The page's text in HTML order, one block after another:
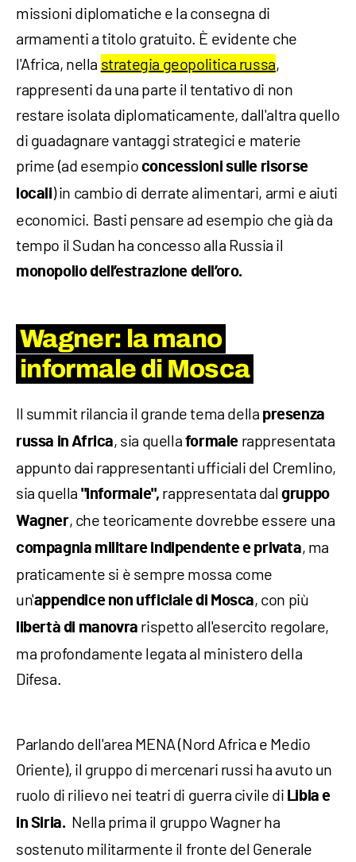
missioni diplomatiche e la consegna di
armamenti a titolo gratuito. È evidente che
l'Africa, nella strategia geopolitica russa,
rappresenti da una parte il tentativo di non
restare isolata diplomaticamente, dall'altra quello
di guadagnare vantaggi strategici e materie
prime (ad esempio concessioni sulle risorse
locali) in cambio di derrate alimentari, armi e aiuti
economici. Basti pensare ad esempio che già da
tempo il Sudan ha concesso alla Russia il
monopolio dell’estrazione dell’oro.
Wagner: la mano
informale di Mosca
Il summit rilancia il grande tema della presenza
russa in Africa, sia quella formale rappresentata
appunto dai rappresentanti ufficiali del Cremlino,
sia quella "informale", rappresentata dalgruppo
Wagner, che teoricamente dovrebbe essere una
compagnia militare indipendentee privata, ma
praticamente si è sempre mossa come
un'appendice non ufficiale di Mosca, con più
libertà di manovra rispetto all'esercito regolare,
ma profondamente legata al ministero della
Difesa.
Parlando dell'area MENA (Nord Africa e Medio
Oriente), il gruppo di mercenari russi ha avuto un
ruolo di rilievo nei teatri di guerra civile di Libia e
in Siria.Nella prima il gruppo Wagner ha
sostenuto militarmente il fronte del Generale